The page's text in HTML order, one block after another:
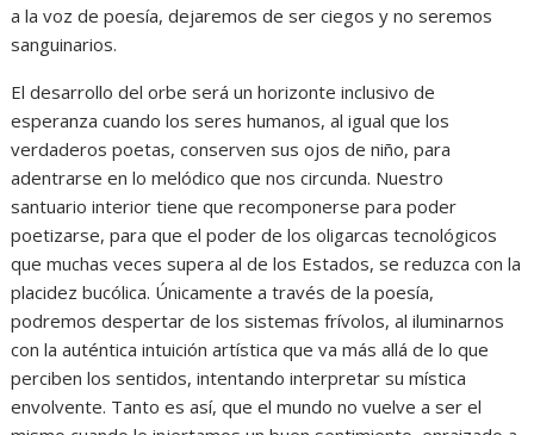
a la voz de poesía, dejaremos de ser ciegos y no seremos
sanguinarios.
El desarrollo del orbe será un horizonte inclusivo de
esperanza cuando los seres humanos, al igual que los
verdaderos poetas, conserven sus ojos de niño, para
adentrarse en lo melódico que nos circunda. Nuestro
santuario interior tiene que recomponerse para poder
poetizarse, para que el poder de los oligarcas tecnológicos
que muchas veces supera al de los Estados, se reduzca con la
placidez bucólica. Únicamente a través de la poesía,
podremos despertar de los sistemas frívolos, al iluminarnos
con la auténtica intuición artística que va más allá de lo que
perciben los sentidos, intentando interpretar su mística
envolvente. Tanto es así, que el mundo no vuelve a ser el